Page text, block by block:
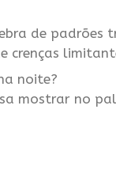
de padrões
crenças
noite?
mostrar no